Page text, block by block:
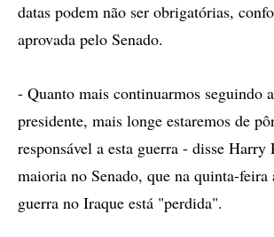
datas podem não ser obrigatórias,
aprovada pelo Senado.
- Quanto mais continuarmos seguindo
presidente, mais longe estaremos de
responsável a esta guerra - disse
maioria no Senado, que na quinta-feira
guerra no Iraque está "perdida".